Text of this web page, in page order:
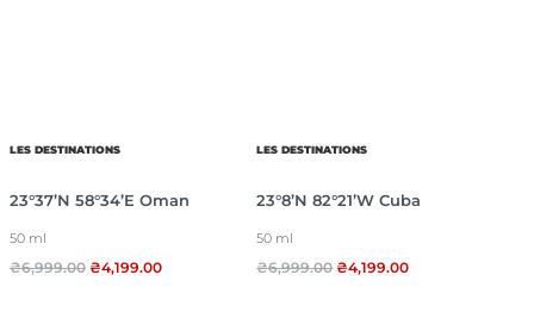
LES DESTINATIONS
23°37’N 58°34’E Oman
50 ml
₴6,999.00 ₴4,199.00
LES DESTINATIONS
23°8’N 82°21’W Cuba
50 ml
₴6,999.00 ₴4,199.00